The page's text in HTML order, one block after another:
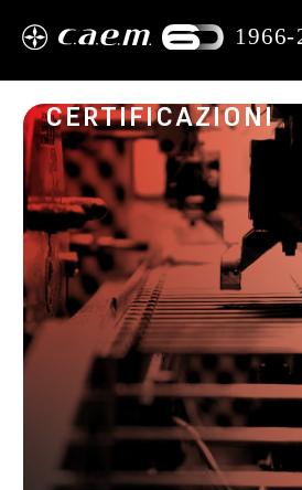
CERTIFICAZIONI